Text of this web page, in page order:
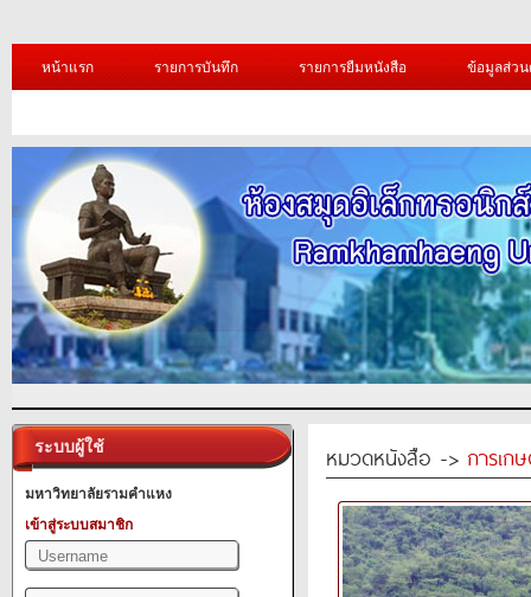
หน้าแรก รายการบันทึก รายการยืมหนังสือ ข้อมูลส่ว
ระบบผู้ใช้
มหาวิทยาลัยรามคำแหง
เข้าสู่ระบบสมาชิก
หมวดหนังสือ -> การเก